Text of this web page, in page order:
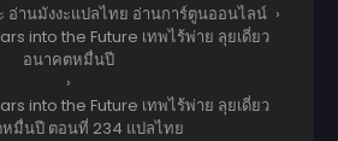
อ่านมังงะแปลไทย อ่านการ์ตูนออนไลน์ ›
into the Future เทพไร้พ่าย ลุยเดี่ยว
อนาคตหมื่นปี
›
into the Future เทพไร้พ่าย ลุยเดี่ยว
มื่นปี ตอนที่ 234 แปลไทย